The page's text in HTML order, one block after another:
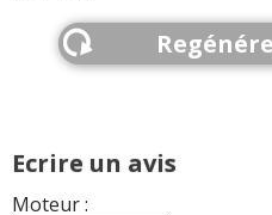
Ecrire un avis
Moteur :